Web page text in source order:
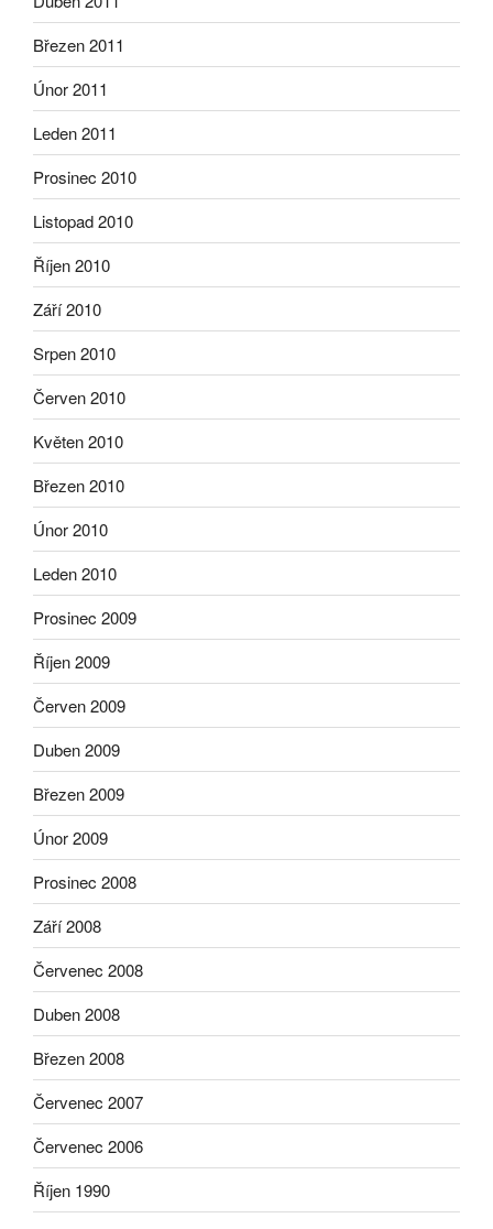
Březen 2011
Únor 2011
Leden 2011
Prosinec 2010
Listopad 2010
Říjen 2010
Září 2010
Srpen 2010
Červen 2010
Květen 2010
Březen 2010
Únor 2010
Leden 2010
Prosinec 2009
Říjen 2009
Červen 2009
Duben 2009
Březen 2009
Únor 2009
Prosinec 2008
Září 2008
Červenec 2008
Duben 2008
Březen 2008
Červenec 2007
Červenec 2006
Říjen 1990